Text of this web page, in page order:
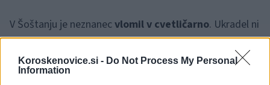
Koroskenovice.si - Do Not Process My Personal
Information
V Šoštanju je neznanecvlomil v cvetličarno. Ukradel ni